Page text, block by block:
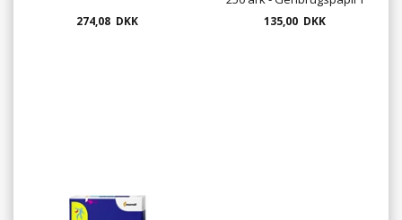
274,08 DKK
naturfarve
135,00 DKK